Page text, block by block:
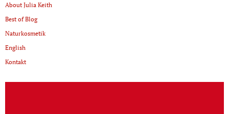
About Julia Keith
Best of Blog
Naturkosmetik
English
Kontakt